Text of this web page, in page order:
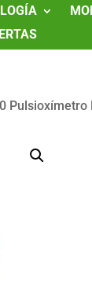
Pulsioxímetro